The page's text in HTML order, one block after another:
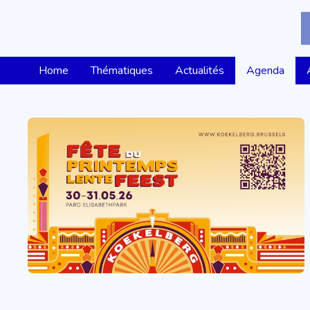
Home Thématiques Actualités Agenda